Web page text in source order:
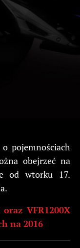
pojemnościach
obejrzeć na
od wtorku 17.
oraz VFR1200X
na 2016